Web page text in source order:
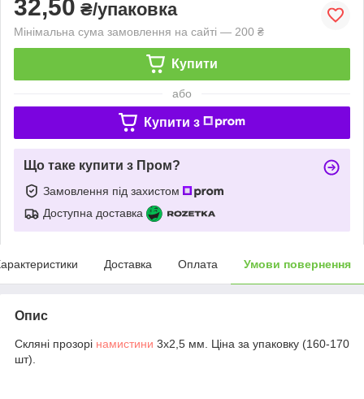
32,50 ₴/упаковка
Мінімальна сума замовлення на сайті — 200 ₴
Купити
або
Купити з
Що таке купити з Пром?
Замовлення під захистом
Доступна доставка
Доставка Оплата Умови повернення
Опис
Скляні прозорі намистини 3х2,5 мм. Ціна за упаковку (160-170
шт).